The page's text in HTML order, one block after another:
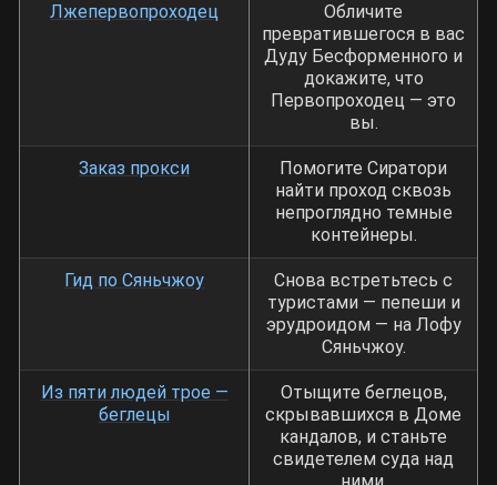
Лжепервопроходец
Обличите
превратившегося в вас
Дуду Бесформенного и
докажите, что
Первопроходец — это
вы.
Заказ прокси
Помогите Сиратори
найти проход сквозь
непроглядно темные
контейнеры.
Гид по Сяньчжоу
Снова встретьтесь с
туристами — пепеши и
эрудроидом — на Лофу
Сяньчжоу.
Из пяти людей трое —
беглецы
Отыщите беглецов,
скрывавшихся в Доме
кандалов, и станьте
свидетелем суда над